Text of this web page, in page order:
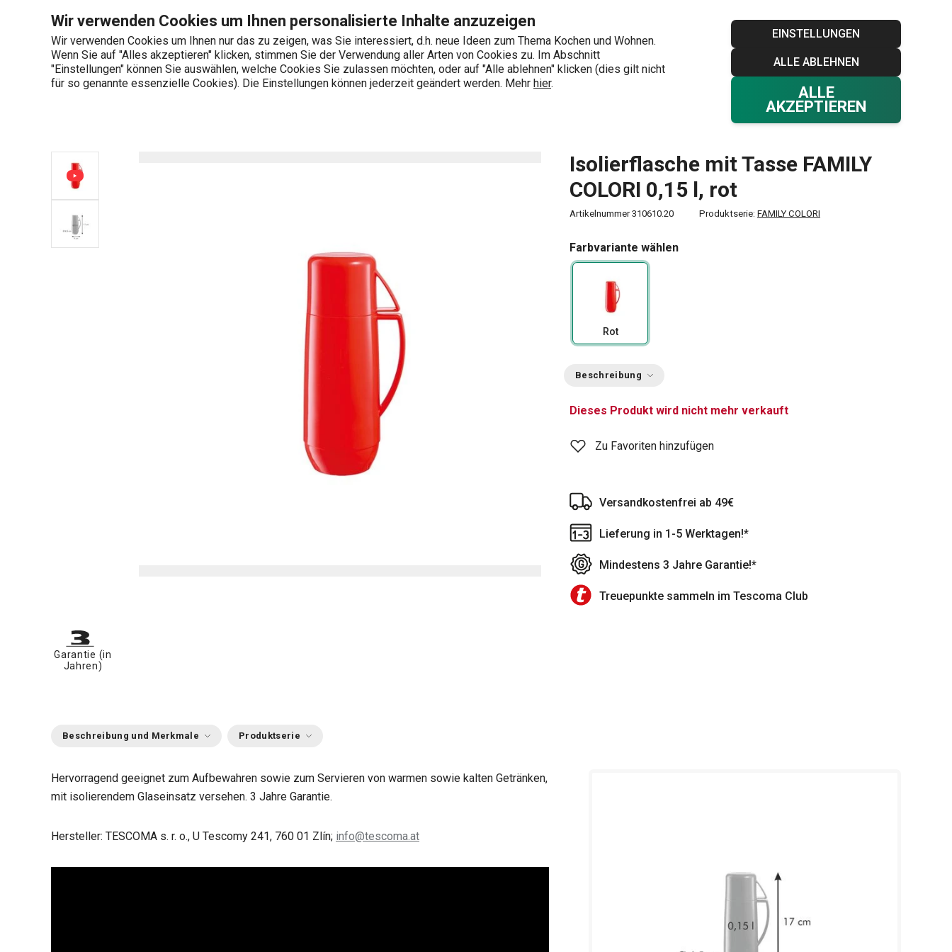
Wir verwenden Cookies um Ihnen personalisierte Inhalte anzuzeigen
Wir verwenden Cookies um Ihnen nur das zu zeigen, was Sie interessiert, d.h. neue Ideen zum Thema Kochen und Wohnen.
Wenn Sie auf "Alles akzeptieren" klicken, stimmen Sie der Verwendung aller Arten von Cookies zu. Im Abschnitt
"Einstellungen" können Sie auswählen, welche Cookies Sie zulassen möchten, oder auf "Alle ablehnen" klicken (dies gilt nicht
für so genannte essenzielle Cookies). Die Einstellungen können jederzeit geändert werden. Mehr hier.
EINSTELLUNGEN
ALLE ABLEHNEN
ALLE
AKZEPTIEREN
Zum Hauptinhalt springen
Zur Suche springen
Zur Navigation springen
Tescoma Club Garantie Kontakt
Produktkategorien +436 703 082 960
Mo-Fr 08:00-16:00
Wonach suchen Sie? Favoriten Einloggen
0 Ihr Warenkorb
€ 0,00
Isolierflasche mit Tasse FAMILY
COLORI 0,15 l, rot
Artikelnummer 310610.20 Produktserie: FAMILY COLORI
Farbvariante wählen
Rot
Beschreibung
Dieses Produkt wird nicht mehr verkauft
Zu Favoriten hinzufügen
Versandkostenfrei ab 49€
Lieferung in 1-5 Werktagen!*
Mindestens 3 Jahre Garantie!*
Treuepunkte sammeln im Tescoma Club
Garantie (in
Jahren)
Beschreibung und Merkmale Produktserie
Hervorragend geeignet zum Aufbewahren sowie zum Servieren von warmen sowie kalten Getränken,
mit isolierendem Glaseinsatz versehen. 3 Jahre Garantie.
Hersteller: TESCOMA s. r. o., U Tescomy 241, 760 01 Zlín; info@tescoma.at